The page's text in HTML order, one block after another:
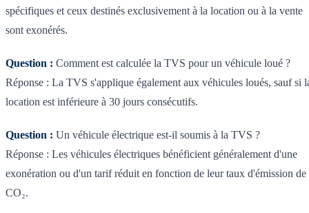
spécifiques et ceux destinés exclusivement à la location ou à la vente
sont exonérés.
Question : Comment est calculée la TVS pour un véhicule loué ?
Réponse : La TVS s'applique également aux véhicules loués, sauf si
location est inférieure à 30 jours consécutifs.
Question : Un véhicule électrique est-il soumis à la TVS ?
Réponse : Les véhicules électriques bénéficient généralement d'une
exonération ou d'un tarif réduit en fonction de leur taux d'émission de
CO₂.